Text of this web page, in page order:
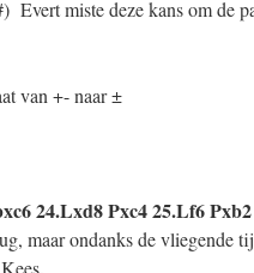
miste deze kans om de
van +- naar ±
24.Lxd8 Pxc425.Lf6
maar ondanks de vliegende